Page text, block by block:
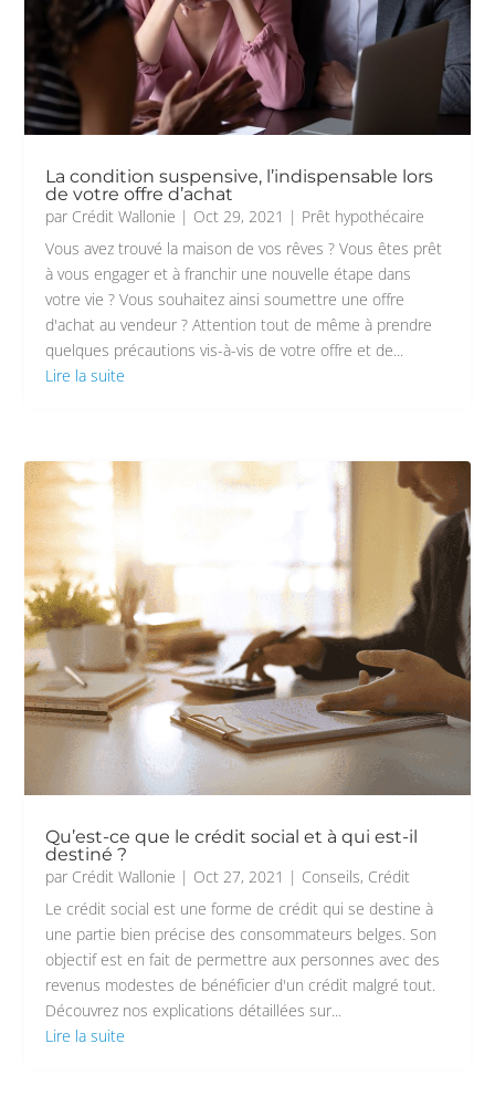
La condition suspensive, l’indispensable lors
de votre offre d’achat
par Crédit Wallonie | Oct 29, 2021 | Prêt hypothécaire
Vous avez trouvé la maison de vos rêves ? Vous êtes prêt
à vous engager et à franchir une nouvelle étape dans
votre vie ? Vous souhaitez ainsi soumettre une offre
d'achat au vendeur ? Attention tout de même à prendre
quelques précautions vis-à-vis de votre offre et de...
Lire la suite
Qu’est-ce que le crédit social et à qui est-il
destiné ?
par Crédit Wallonie | Oct 27, 2021 | Conseils, Crédit
Le crédit social est une forme de crédit qui se destine à
une partie bien précise des consommateurs belges. Son
objectif est en fait de permettre aux personnes avec des
revenus modestes de bénéficier d'un crédit malgré tout.
Découvrez nos explications détaillées sur...
Lire la suite